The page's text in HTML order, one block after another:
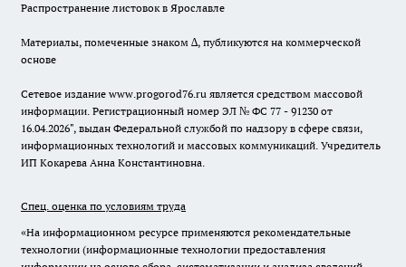
Распространение листовок в Ярославле
Материалы, помеченные знаком ∆, публикуются на коммерческой
основе
Сетевое издание www.progorod76.ru является средством массовой
информации. Регистрационный номер ЭЛ № ФС 77 - 91230 от
16.04.2026", выдан Федеральной службой по надзору в сфере связи,
информационных технологий и массовых коммуникаций. Учредитель
ИП Кокарева Анна Константиновна.
Спец. оценка по условиям труда
«На информационном ресурсе применяются рекомендательные
технологии (информационные технологии предоставления